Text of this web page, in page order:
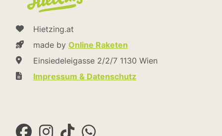
Hietzing.at
made by Online Raketen
Einsiedeleigasse 2/2/7 1130 Wien
Impressum & Datenschutz